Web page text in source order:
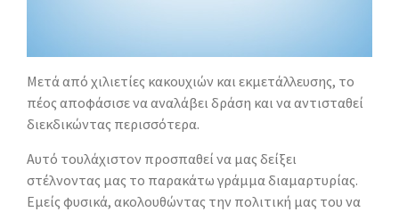
Μετά από χιλιετίες κακουχιών και εκμετάλλευσης, το
πέος αποφάσισε να αναλάβει δράση και να αντισταθεί
διεκδικώντας περισσότερα.
Αυτό τουλάχιστον προσπαθεί να μας δείξει
στέλνοντας μας το παρακάτω γράμμα διαμαρτυρίας.
Εμείς φυσικά, ακολουθώντας την πολιτική μας του να